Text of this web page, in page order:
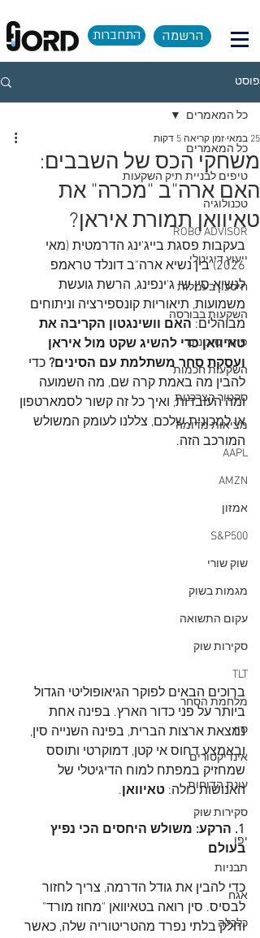
הרשמה התחברות
פוסט
כל המאמרים
טיפים לבניית תיק השקעות
טכנולוגיה
ROBO ADVISOR
ייעוץ דיגיטלי
חיסכון בעמלות
השקעות בבורסה
פיזור סיכונים
השקעות חכמות
סקטור הצרכנות
מציאות מדומה
AAPL
AMZN
אמזון
S&P500
שוק שורי
מגמות בשוק
עקום התשואה
סקירות שוק
TLT
מלחמת הסחר
סין
אינדיקטורים
עונת הדוחות
סקירות שוק
יפן
תבניות
אגח
כלכלה
כל המאמרים
משחקי הכס של השבבים:
האם ארה"ב "מכרה" את
טאיוואן תמורת איראן?
25 במאי זמן קריאה 5 דקות
בעקבות פסגת בייג'ינג הדרמטית (מאי
2026) בין נשיא ארה"ב דונלד טראמפ
לנשיא סין שי ג'ינפינג, הרשת גועשת
משמועות, תיאוריות קונספירציה וניתוחים
מבוהלים: האם וושינגטון הקריבה את
טאיוואן כדי להשיג שקט מול איראן
ועסקת סחר משתלמת עם הסינים? כדי
להבין מה באמת קרה שם, מה השמועה
ומה העובדות, ואיך כל זה קשור לסמארטפון
או למכונית שלכם, צללנו לעומק המשולש
המורכב הזה.
ברוכים הבאים לפוקר הגיאופוליטי הגדול
ביותר על פני כדור הארץ. בפינה אחת
נמצאת ארצות הברית, בפינה השנייה סין,
ובאמצע דחוס אי קטן, דמוקרטי ותוסס
שמחזיק במפתח למוח הדיגיטלי של
האנושות כולה: טאיוואן.
1. הרקע: משולש היחסים הכי נפיץ
בעולם
כדי להבין את גודל הדרמה, צריך לחזור
לבסיס. סין רואה בטאיוואן "מחוז מורד"
וחלק בלתי נפרד מהטריטוריה שלה, כאשר